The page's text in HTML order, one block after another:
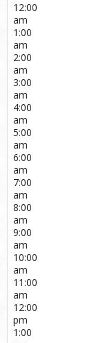
12:00
am
1:00
am
2:00
am
3:00
am
4:00
am
5:00
am
6:00
am
7:00
am
8:00
am
9:00
am
10:00
am
11:00
am
12:00
pm
1:00